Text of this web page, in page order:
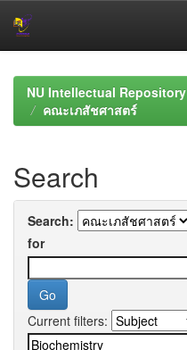
navigationNU Intellectual Repository
คณะเภสัชศาสตร์
Search
Search:
for
Current filters: